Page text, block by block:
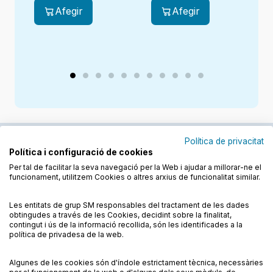
Afegir Afegir
Condicions de compra Condicions d’ús
Política de privacitat
Política i configuració de cookies
Per tal de facilitar la seva navegació per la Web i ajudar a millorar-ne el
funcionament, utilitzem Cookies o altres arxius de funcionalitat similar.
Les entitats de grup SM responsables del tractament de les dades
obtingudes a través de les Cookies, decidint sobre la finalitat,
contingut i ús de la informació recollida, són les identificades a la
política de privadesa de la web.
Algunes de les cookies són d'índole estrictament tècnica, necessàries